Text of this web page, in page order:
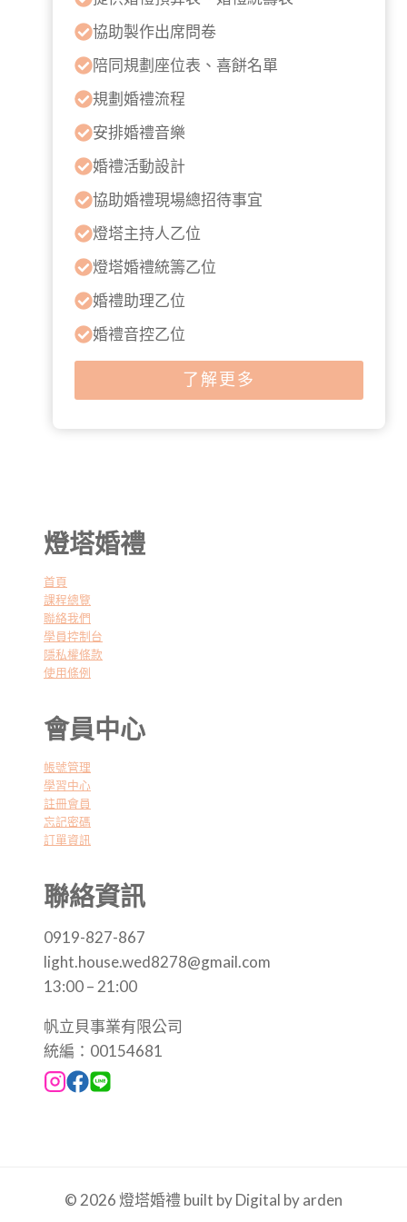
協助製作出席問卷
陪同規劃座位表、喜餅名單
規劃婚禮流程
安排婚禮音樂
婚禮活動設計
協助婚禮現場總招待事宜
燈塔主持人乙位
燈塔婚禮統籌乙位
婚禮助理乙位
婚禮音控乙位
了解更多
燈塔婚禮
首頁
課程總覽
聯絡我們
學員控制台
隱私權條款
使用條例
會員中心
帳號管理
學習中心
註冊會員
忘記密碼
訂單資訊
聯絡資訊
0919-827-867
light.house.wed8278@gmail.com
13:00 – 21:00
帆立貝事業有限公司
統編：00154681
© 2026 燈塔婚禮 built by Digital by arden